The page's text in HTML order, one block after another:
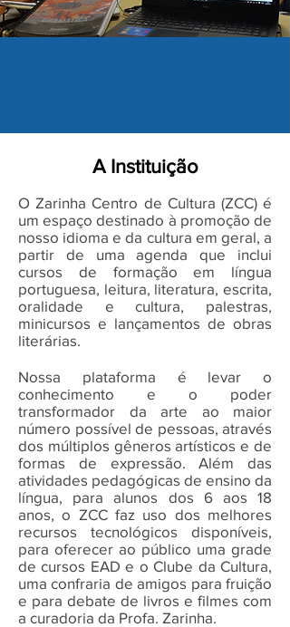
A Instituição
O Zarinha Centro de Cultura (ZCC) é
um espaço destinado à promoção de
nosso idioma e da cultura em geral, a
partir de uma agenda que inclui
cursos de formação em língua
portuguesa, leitura, literatura, escrita,
oralidade e cultura, palestras,
minicursos e lançamentos de obras
literárias.
Nossa plataforma é levar o
conhecimento e o poder
transformador da arte ao maior
número possível de pessoas, através
dos múltiplos gêneros artísticos e de
formas de expressão. Além das
atividades pedagógicas de ensino da
língua, para alunos dos 6 aos 18
anos, o ZCC faz uso dos melhores
recursos tecnológicos disponíveis,
para oferecer ao público uma grade
de cursos EAD e o Clube da Cultura,
uma confraria de amigos para fruição
e para debate de livros e filmes com
a curadoria da Profa. Zarinha.